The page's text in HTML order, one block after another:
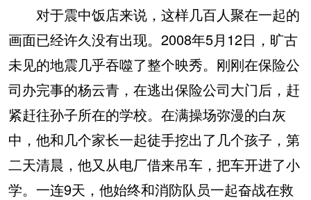
对于震中饭店来说，这样几百人聚在一起的
画面已经许久没有出现。2008年5月12日，旷古
未见的地震几乎吞噬了整个映秀。刚刚在保险公
司办完事的杨云青，在逃出保险公司大门后，赶
紧赶往孙子所在的学校。在满操场弥漫的白灰
中，他和几个家长一起徒手挖出了几个孩子，第
二天清晨，他又从电厂借来吊车，把车开进了小
学。一连9天，他始终和消防队员一起奋战在救